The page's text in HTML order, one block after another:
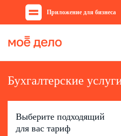
Приложение для бизнеса
Бухгалтерские
Выберите подходящий
для вас тариф